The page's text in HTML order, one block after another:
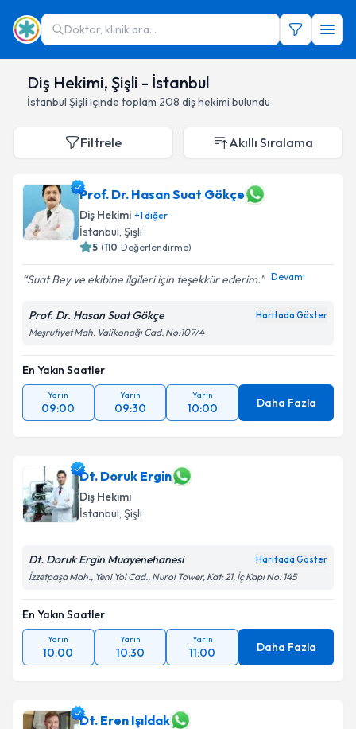
Doktor, klinik ara...
Diş Hekimi, Şişli - İstanbul
İstanbul Şişli içinde toplam 208 diş hekimi bulundu
Filtrele Akıllı Sıralama
Prof. Dr. Hasan Suat Gökçe
Diş Hekimi +1diğer
İstanbul, Şişli
5 (110 Değerlendirme)
Suat Bey ve ekibine ilgileri için teşekkür ederim. Devamı
Prof. Dr. Hasan Suat Gökçe Haritada Göster
Meşrutiyet Mah. Valikonağı Cad. No:107/4
En Yakın Saatler
Yarın
09:00
Yarın
09:30
Yarın
10:00 Daha Fazla
Dt. Doruk Ergin
Diş Hekimi
İstanbul, Şişli
Dt. Doruk Ergin Muayenehanesi Haritada Göster
İzzetpaşa Mah., Yeni Yol Cad., Nurol Tower, Kat: 21, İç Kapı No: 145
En Yakın Saatler
Yarın
10:00
Yarın
10:30
Yarın
11:00 Daha Fazla
Dt. Eren Işıldak